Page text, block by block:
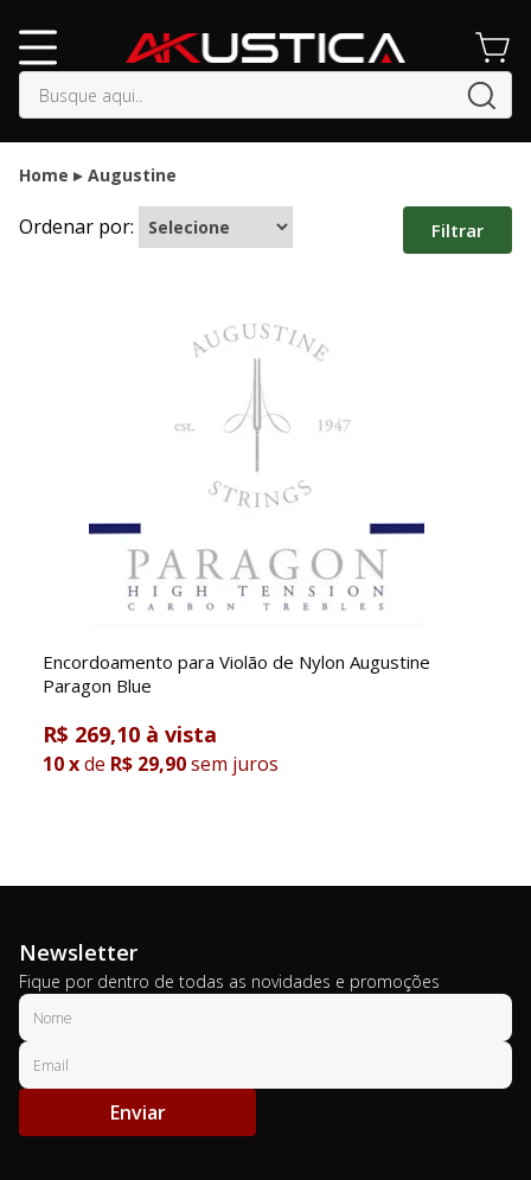
buscar
Home Augustine
Ordenar por: Filtrar
Encordoamento para Violão de Nylon Augustine
Paragon Blue
R$ 269,10
10xde R$ 29,90sem juros
Newsletter
Fique por dentro de todas as novidades e promoções
Enviar